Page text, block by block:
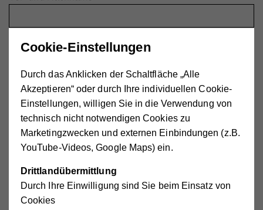
Straße & Hausnummer*
PLZ & Ort*
Cookie-Einstellungen
Durch das Anklicken der Schaltfläche „Alle
Akzeptieren“ oder durch Ihre individuellen Cookie-
Einstellungen, willigen Sie in die Verwendung von
technisch nicht notwendigen Cookies zu
Marketingzwecken und externen Einbindungen (z.B.
YouTube-Videos, Google Maps) ein.
Drittlandübermittlung
Durch Ihre Einwilligung sind Sie beim Einsatz von
Cookies